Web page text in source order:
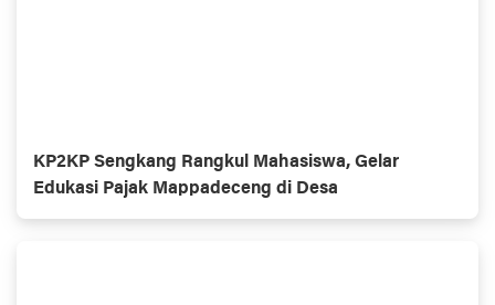
KP2KP Sengkang Rangkul Mahasiswa, Gelar
Edukasi Pajak Mappadeceng di Desa